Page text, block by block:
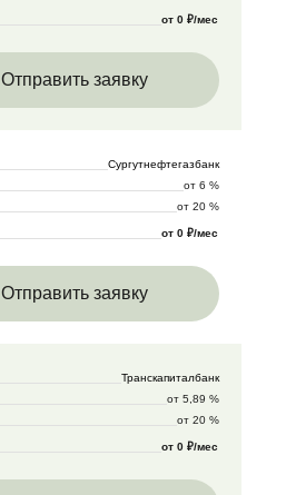
от 0 ₽/мес
Отправить заявку
Сургутнефтегазбанк
от 6 %
от 20 %
от 0 ₽/мес
Отправить заявку
Транскапиталбанк
от 5,89 %
от 20 %
от 0 ₽/мес